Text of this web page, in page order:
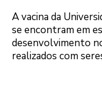
A vacina da
se encontram em
desenvolvimento
realizados com